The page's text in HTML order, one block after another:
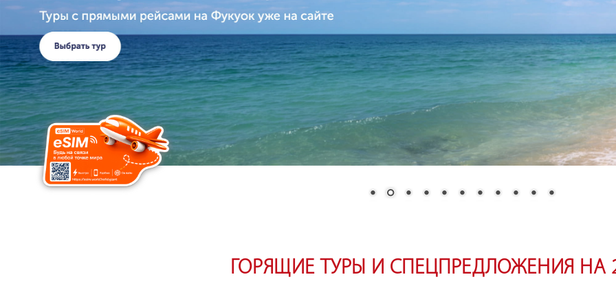
Дополнительные услуги
FAQ по покупке тура онлайн
ГОРЯЩИЕ ТУРЫ И СПЕЦПРЕДЛОЖЕНИЯ НА